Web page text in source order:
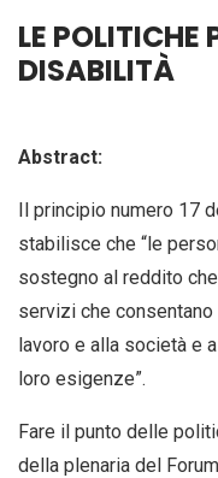
LE POLITICHE
DISABILITÀ
Abstract:
Il principio numero 17
stabilisce che “le
sostegno al reddito
servizi che
lavoro e alla società e
loro esigenze”.
Fare il punto delle
della plenaria del